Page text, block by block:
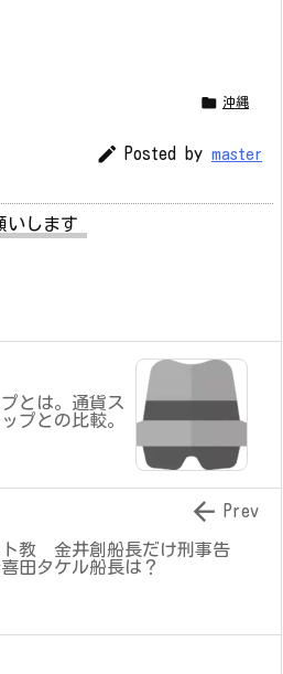
 沖縄
 Posted by master
いします
とは。通貨ス
プとの比較。
ト教 金井創船長だけ刑事告
田タケル船長は？
 Prev